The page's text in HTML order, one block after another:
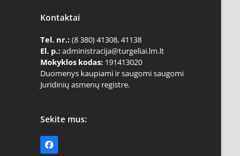
Kontaktai
Tel. nr.: (8 380) 41308, 41138
El. p.: administracija@turgeliai.lm.lt
Mokyklos kodas: 191413020
Duomenys kaupiami ir saugomi saugomi
Juridinių asmenų registre.
Sekite mus:
Facebook